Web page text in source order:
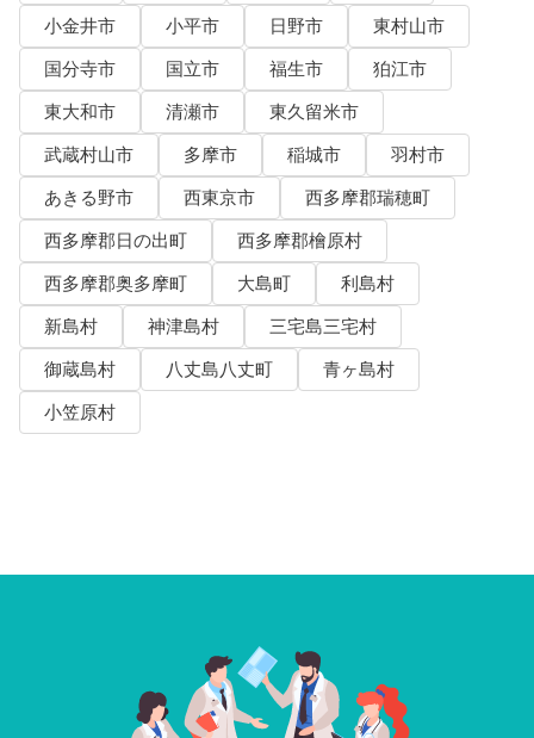
小金井市
小平市 日野市
東村山市
国分寺市
国立市 福生市
狛江市
東大和市
清瀬市
東久留米市
武蔵村山市
多摩市 稲城市
羽村市
あきる野市
西東京市
西多摩郡瑞穂町
西多摩郡日の出町
西多摩郡檜原村
西多摩郡奥多摩町
大島町
利島村
新島村
神津島村
三宅島三宅村
御蔵島村
八丈島八丈町
青ヶ島村
小笠原村